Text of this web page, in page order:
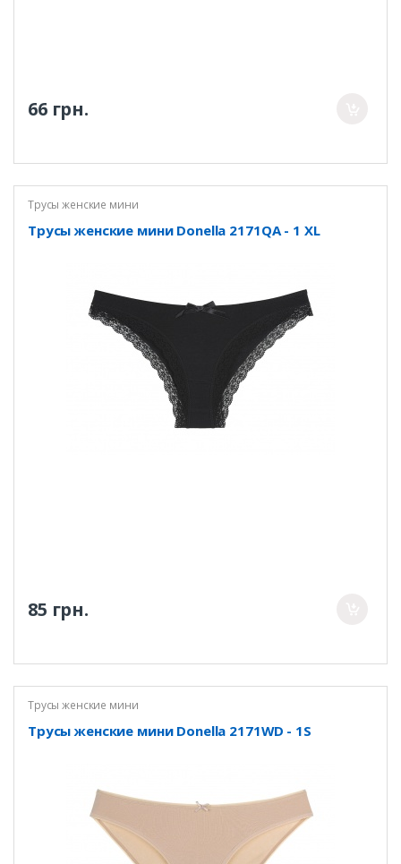
66 грн.
Трусы женские мини
Трусы женские мини Donella 2171QA - 1 XL
85 грн.
Трусы женские мини
Трусы женские мини Donella 2171WD - 1S